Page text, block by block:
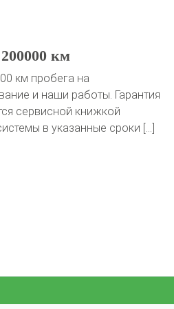
не представлены на
установки в подарок!
мы смогли сделать
на […]